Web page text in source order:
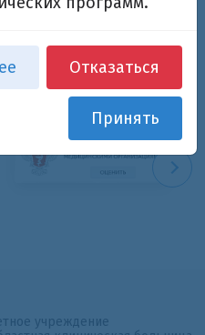
учреждение
Отказаться
Принять